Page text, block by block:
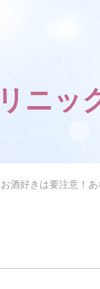
ニッ
酒好きは要注意！